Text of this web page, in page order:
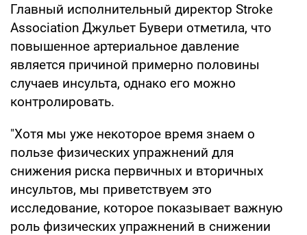
Главный исполнительный директор Stroke
Association Джульет Бувери отметила, что
повышенное артериальное давление
является причиной примерно половины
случаев инсульта, однако его можно
контролировать.
"Хотя мы уже некоторое время знаем о
пользе физических упражнений для
снижения риска первичных и вторичных
инсультов, мы приветствуем это
исследование, которое показывает важную
роль физических упражнений в снижении